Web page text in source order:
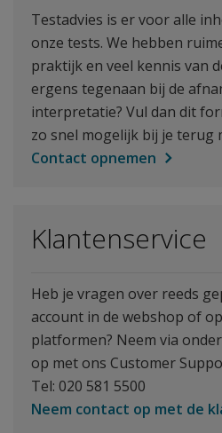
Testadvies is er voor alle
onze tests. We hebben
praktijk en veel kennis van
ergens tegenaan bij de
interpretatie? Vul dan dit
zo snel mogelijk bij je terug
Contact opnemen
Klantenservice
Heb je vragen over reeds
account in de webshop of
platformen? Neem via
op met ons Customer
Tel: 020 581 5500
Neem contact op met de